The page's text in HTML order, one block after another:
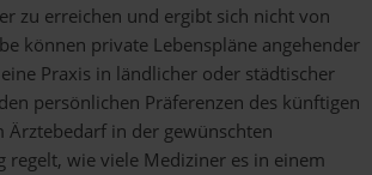
zu erreichen und ergibt sich nicht von
können private Lebenspläne angehender
Praxis in ländlicher oder städtischer
persönlichen Präferenzen des künftigen
in der gewünschten
regelt, wie viele Mediziner es in einem